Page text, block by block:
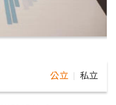
公立 私立